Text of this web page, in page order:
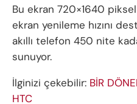
Bu ekran 720×1640
ekran yenileme hızını
akıllı telefon 450 nite
sunuyor.
İlginizi çekebilir: BİR
HTC